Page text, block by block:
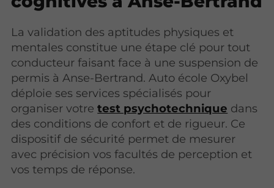
La validation des aptitudes physiques et
mentales constitue une étape clé pour tout
conducteur faisant face à une suspension de
permis à Anse-Bertrand. Auto école Oxybel
déploie ses services spécialisés pour
organiser votretest psychotechnique dans
des conditions de confort et de rigueur. Ce
dispositif de sécurité permet de mesurer
avec précision vos facultés de perception et
vos temps de réponse.